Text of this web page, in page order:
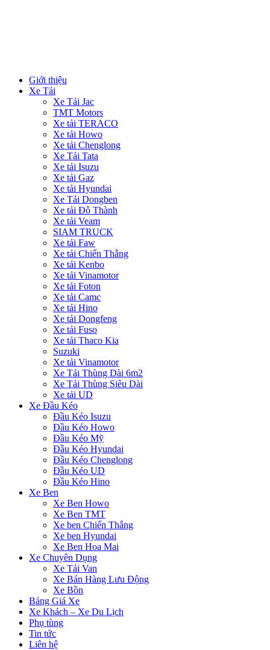
Giới thiệu
Xe Tải
Xe Tải Jac
TMT Motors
Xe tải TERACO
Xe tải Howo
Xe tải Chenglong
Xe Tải Tata
Xe tải Isuzu
Xe tải Gaz
Xe tải Hyundai
Xe Tải Dongben
Xe tải Đô Thành
Xe tải Veam
SIAM TRUCK
Xe tải Faw
Xe tải Chiến Thắng
Xe tải Kenbo
Xe tải Vinamotor
Xe tải Foton
Xe tải Camc
Xe tải Hino
Xe tải Dongfeng
Xe tải Fuso
Xe tải Thaco Kia
Suzuki
Xe tải Vinamotor
Xe Tải Thùng Dài 6m2
Xe Tải Thùng Siêu Dài
Xe tải UD
Xe Đầu Kéo
Đầu Kéo Isuzu
Đầu Kéo Howo
Đầu Kéo Mỹ
Đầu Kéo Hyundai
Đầu Kéo Chenglong
Đầu Kéo UD
Đầu Kéo Hino
Xe Ben
Xe Ben Howo
Xe Ben TMT
Xe ben Chiến Thắng
Xe ben Hyundai
Xe Ben Hoa Mai
Xe Chuyên Dụng
Xe Tải Van
Xe Bán Hàng Lưu Động
Xe Bồn
Bảng Giá Xe
Xe Khách – Xe Du Lịch
Phụ tùng
Tin tức
Liên hệ